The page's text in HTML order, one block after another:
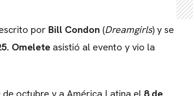
por Bill Condon (Dreamgirls) y se
Omelete asistió al evento y vio la
octubre y a América Latina el 8 de